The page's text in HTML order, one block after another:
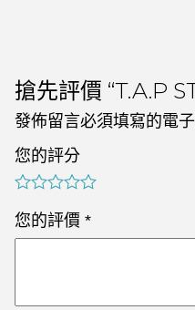
搶先評價 “T.A.P
發佈留言必須填寫的電
您的評分
您的評價 *